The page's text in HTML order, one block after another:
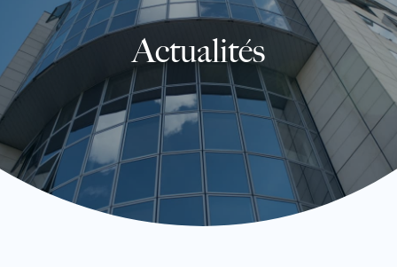
Actualités